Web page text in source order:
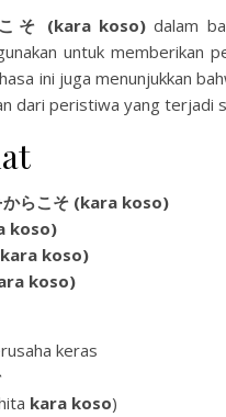
そ (kara koso)dalam
untuk memberikan
ini juga menunjukkan
dari peristiwa yang terjadi
からこそ (kara koso)
koso)
koso)
koso)
keras
kara koso)